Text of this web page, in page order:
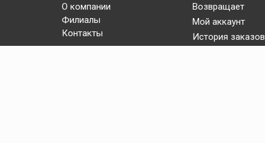
О компании
Филиалы
Контакты
Возвращает
Мой аккаунт
История заказов